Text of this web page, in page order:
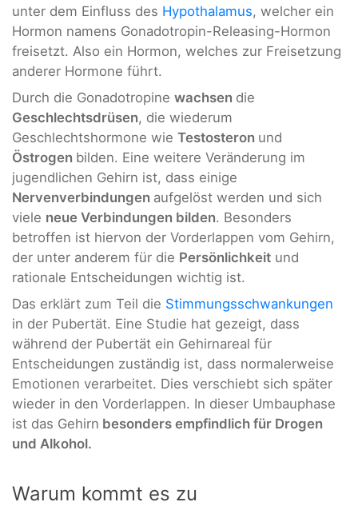
unter dem Einfluss des Hypothalamus, welcher ein
Hormon namens Gonadotropin-Releasing-Hormon
freisetzt. Also ein Hormon, welches zur Freisetzung
anderer Hormone führt.
Durch die Gonadotropine wachsen die
Geschlechtsdrüsen, die wiederum
Geschlechtshormone wie Testosteron und
Östrogen bilden. Eine weitere Veränderung im
jugendlichen Gehirn ist, dass einige
Nervenverbindungen aufgelöst werden und sich
viele neue Verbindungen bilden. Besonders
betroffen ist hiervon der Vorderlappen vom Gehirn,
der unter anderem für die Persönlichkeit und
rationale Entscheidungen wichtig ist.
Das erklärt zum Teil die Stimmungsschwankungen
in der Pubertät. Eine Studie hat gezeigt, dass
während der Pubertät ein Gehirnareal für
Entscheidungen zuständig ist, dass normalerweise
Emotionen verarbeitet. Dies verschiebt sich später
wieder in den Vorderlappen. In dieser Umbauphase
ist das Gehirn besonders empfindlich für Drogen
und Alkohol.
Warum kommt es zu